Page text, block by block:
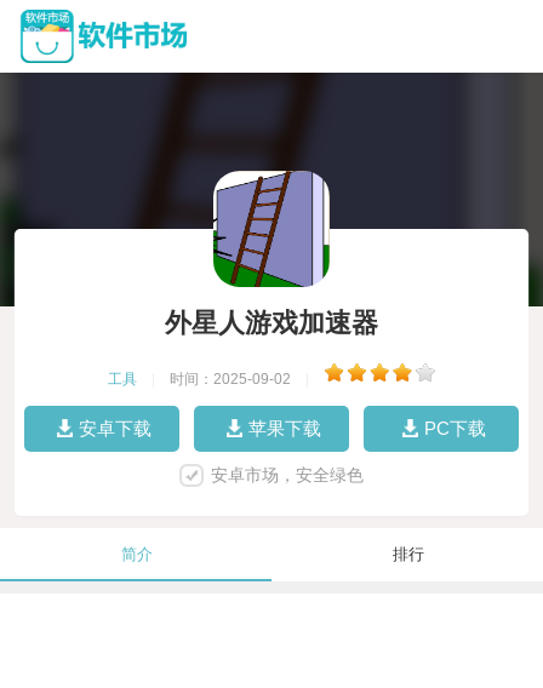
外星人游戏加速器
工具 时间：2025-09-02
安卓下载 苹果下载 PC下载
安卓市场，安全绿色
简介 排行